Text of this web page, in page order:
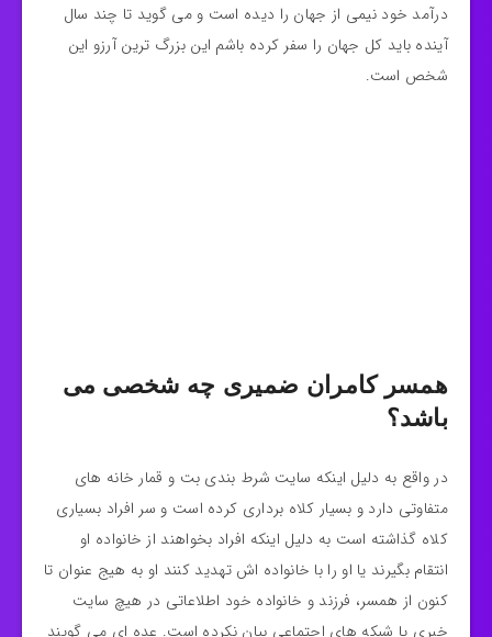
درآمد خود نیمی از جهان را دیده است و می گوید تا چند سال
آینده باید کل جهان را سفر کرده باشم این بزرگ ترین آرزو این
شخص است.
همسر کامران ضمیری چه شخصی می
باشد؟
در واقع به دلیل اینکه سایت شرط بندی بت و قمار خانه های
متفاوتی دارد و بسیار کلاه برداری کرده است و سر افراد بسیاری
کلاه گذاشته است به دلیل اینکه افراد بخواهند از خانواده او
انتقام بگیرند یا او را با خانواده اش تهدید کنند او به هیج عنوان تا
کنون از همسر، فرزند و خانواده خود اطلاعاتی در هیچ سایت
خبری یا شبکه های اجتماعی بیان نکرده است. عده ای می گویند